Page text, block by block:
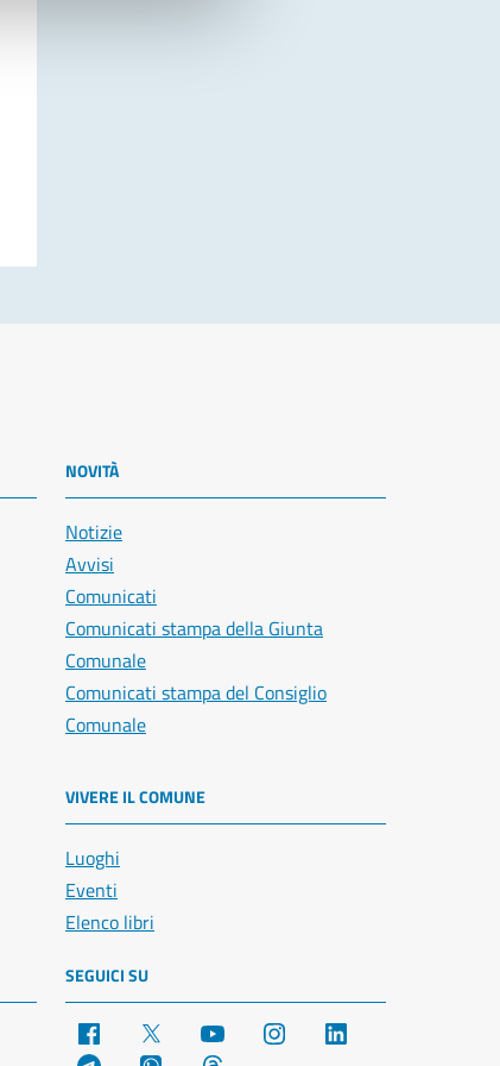
NOVITÀ
Notizie
Avvisi
Comunicati
Comunicati stampa della Giunta
Comunale
Comunicati stampa del Consiglio
Comunale
VIVERE IL COMUNE
Luoghi
Eventi
Elenco libri
SEGUICI SU
Facebook YouTube Instagram